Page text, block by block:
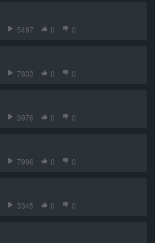
5497 0 0
7833 0 0
3976 0 0
7996 0 0
3345 0 0